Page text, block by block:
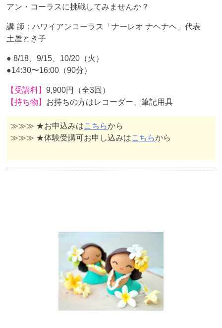
アン・コーラスに挑戦してみませんか？
講 師：ハワイアンコーラス「ナーレオ ナヘナヘ」代表
土屋とき子
● 8/18、9/15、10/20（火）
●14:30〜16:00（90分）
【受講料】9,900円（全3回）
【持ち物】 お持ちの方はレコーダー、筆記用具
≫≫≫ ★お申込みはこちらから
≫≫≫ ★体験受講可お申し込みはこちらから